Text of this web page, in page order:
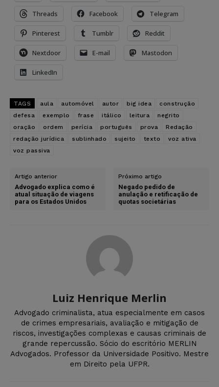
Threads Facebook Telegram
Pinterest Tumblr Reddit
Nextdoor E-mail Mastodon
LinkedIn
TAGS aula automóvel autor big idea
construção
defesa
exemplo frase itálico leitura
negrito
oração
ordem perícia português prova
Redação
redação jurídica
sublinhado sujeito texto
voz ativa
voz passiva
Artigo anterior
Advogado explica como é
atual situação de viagens
para os Estados Unidos
Próximo artigo
Negado pedido de
anulação e retificação de
quotas societárias
Luiz Henrique Merlin
Advogado criminalista, atua especialmente em casos
de crimes empresariais, avaliação e mitigação de
riscos, investigações complexas e causas criminais de
grande repercussão. Sócio do escritório MERLIN
Advogados. Professor da Universidade Positivo. Mestre
em Direito pela UFPR.